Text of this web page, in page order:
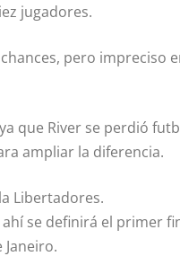
jugadores.
pero impreciso
que River se perdió
ampliar la diferencia.
Libertadores.
se definirá el primer